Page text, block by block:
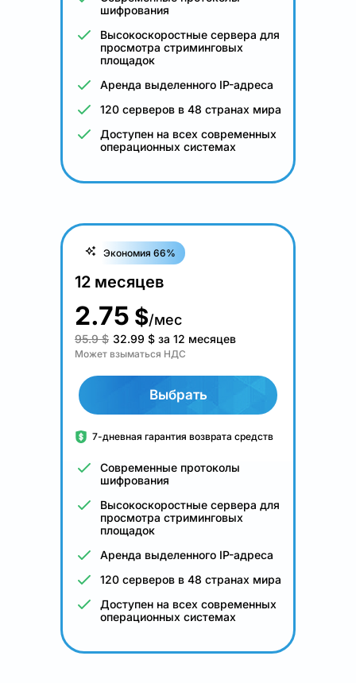
шифрования
Высокоскоростные сервера для
просмотра стриминговых
площадок
Аренда выделенного IP-адреса
120 серверов в 48 странах мира
Доступен на всех современных
операционных системах
Экономия 66%
12 месяцев
2.75 $/мес
95.9 $ 32.99 $ за 12 месяцев
Может взыматься НДС
Выбрать
7-дневная гарантия возврата средств
Современные протоколы
шифрования
Высокоскоростные сервера для
просмотра стриминговых
площадок
Аренда выделенного IP-адреса
120 серверов в 48 странах мира
Доступен на всех современных
операционных системах